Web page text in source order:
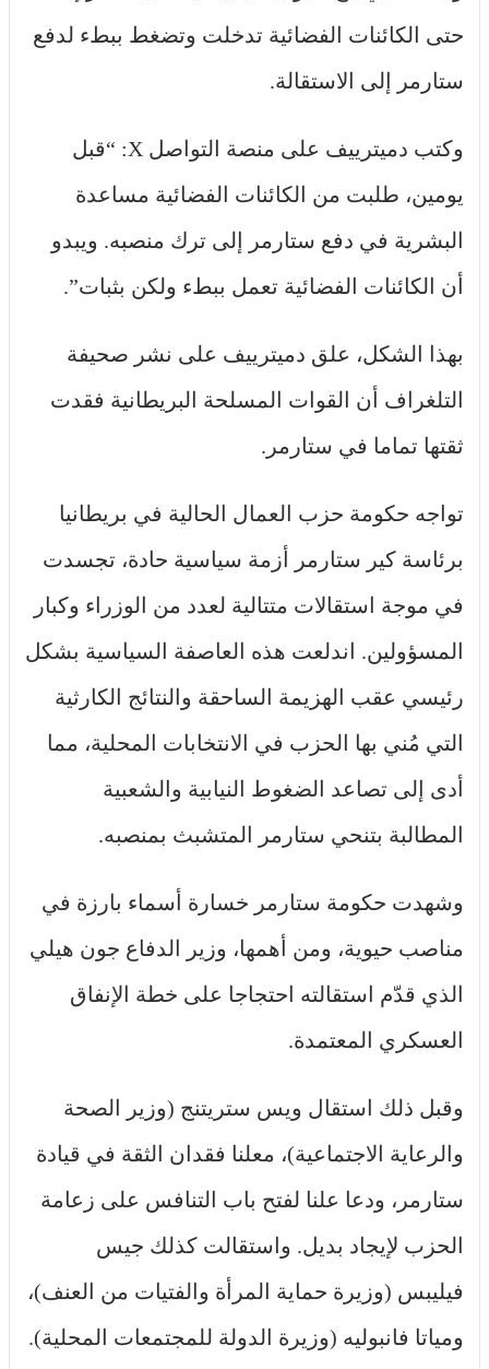
حتى الكائنات الفضائية تدخلت وتضغط ببطء لدفع
ستارمر إلى الاستقالة.
وكتب دميترييف على منصة التواصل X: “قبل
يومين، طلبت من الكائنات الفضائية مساعدة
البشرية في دفع ستارمر إلى ترك منصبه. ويبدو
أن الكائنات الفضائية تعمل ببطء ولكن بثبات”.
بهذا الشكل، علق دميترييف على نشر صحيفة
التلغراف أن القوات المسلحة البريطانية فقدت
ثقتها تماما في ستارمر.
تواجه حكومة حزب العمال الحالية في بريطانيا
برئاسة كير ستارمر أزمة سياسية حادة، تجسدت
في موجة استقالات متتالية لعدد من الوزراء وكبار
المسؤولين. اندلعت هذه العاصفة السياسية بشكل
رئيسي عقب الهزيمة الساحقة والنتائج الكارثية
التي مُني بها الحزب في الانتخابات المحلية، مما
أدى إلى تصاعد الضغوط النيابية والشعبية
المطالبة بتنحي ستارمر المتشبث بمنصبه.
وشهدت حكومة ستارمر خسارة أسماء بارزة في
مناصب حيوية، ومن أهمها، وزير الدفاع جون هيلي
الذي قدّم استقالته احتجاجا على خطة الإنفاق
العسكري المعتمدة.
وقبل ذلك استقال ويس ستريتنج (وزير الصحة
والرعاية الاجتماعية)، معلنا فقدان الثقة في قيادة
ستارمر، ودعا علنا لفتح باب التنافس على زعامة
الحزب لإيجاد بديل. واستقالت كذلك جيس
فيليبس (وزيرة حماية المرأة والفتيات من العنف)،
ومياتا فانبوليه (وزيرة الدولة للمجتمعات المحلية).